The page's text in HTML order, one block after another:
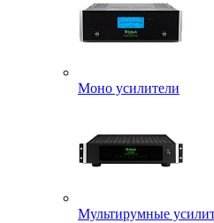
Моно усилители
Мультирумные